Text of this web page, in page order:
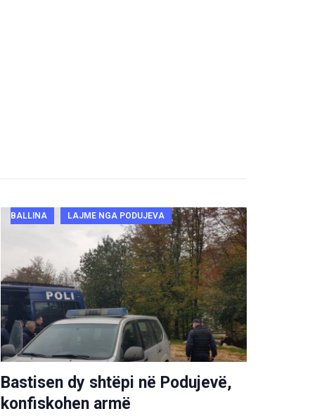
BALLINA LAJME NGA PODUJEVA
Bastisen dy shtëpi në Podujevë,
konfiskohen armë